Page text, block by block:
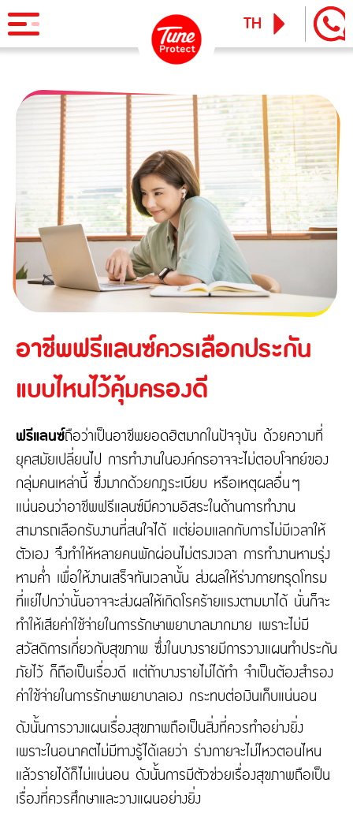
ผลิตภัณฑ์
ประกันภัยสำหรับบุคคล
ประกันภัยการเดินทาง
ทูน ทราเวล ประกันเดินทางต่างประเทศ
ประกันภัยสำหรับธุรกิจ
ประกันความเสี่ยงภัยทุกชนิดสำหรับงานรับเหมาก่อสร้าง/ติดตั้ง
เครื่องจักร
ประกันภัยความเสี่ยงภัยทุกชนิดของเครื่องจักรที่ใช้ในงาน
ก่อสร้าง
ประกันความเสี่ยงภัยทุกชนิดของอุตสาหกรรม
ความรับผิดต่อบุคคลภายนอก
ประกันภัยธุรกิจหยุดชะงัก
ประกันอัคคีภัย
ข่าวสารและกิจกรรม
บริการ
Tune Care
Tune Connect
Lounge Pass
เรียกร้องสินไหม
บทความแนะนำ
ติดต่อเรา
เกี่ยวกับ Tune Protect
เกี่ยวกับ Tune Protect
ประวัติองค์กร
การกำกับดูแลกิจการ
รายงานประจำปี
ข้อมูลสำคัญทางการเงิน
TH
อาชีพฟรีแลนซ์ควรเลือกประกัน
แบบไหนไว้คุ้มครองดี
ฟรีแลนซ์ถือว่าเป็นอาชีพยอดฮิตมากในปัจจุบัน ด้วยความที่
ยุคสมัยเปลี่ยนไป การทำงานในองค์กรอาจจะไม่ตอบโจทย์ของ
กลุ่มคนเหล่านี้ ซึ่งมากด้วยกฎระเบียบ หรือเหตุผลอื่นๆ
แน่นอนว่าอาชีพฟรีแลนซ์มีความอิสระในด้านการทำงาน
สามารถเลือกรับงานที่สนใจได้ แต่ย่อมแลกกับการไม่มีเวลาให้
ตัวเอง จึงทำให้หลายคนพักผ่อนไม่ตรงเวลา การทำงานหามรุ่ง
หามค่ำ เพื่อให้งานเสร็จทันเวลานั้น ส่งผลให้ร่างกายทรุดโทรม
ที่แย่ไปกว่านั้นอาจจะส่งผลให้เกิดโรคร้ายแรงตามมาได้ นั่นก็จะ
ทำให้เสียค่าใช้จ่ายในการรักษาพยาบาลมากมาย เพราะไม่มี
สวัสดิการเกี่ยวกับสุขภาพ ซึ่งในบางรายมีการวางแผนทำประกัน
ภัยไว้ ก็ถือเป็นเรื่องดี แต่ถ้าบางรายไม่ได้ทำ จำเป็นต้องสำรอง
ค่าใช้จ่ายในการรักษาพยาบาลเอง กระทบต่อเงินเก็บแน่นอน
ดังนั้นการวางแผนเรื่องสุขภาพถือเป็นสิ่งที่ควรทำอย่างยิ่ง
เพราะในอนาคตไม่มีทางรู้ได้เลยว่า ร่างกายจะไม่ไหวตอนไหน
แล้วรายได้ก็ไม่แน่นอน ดังนั้นการมีตัวช่วยเรื่องสุขภาพถือเป็น
เรื่องที่ควรศึกษาและวางแผนอย่างยิ่ง